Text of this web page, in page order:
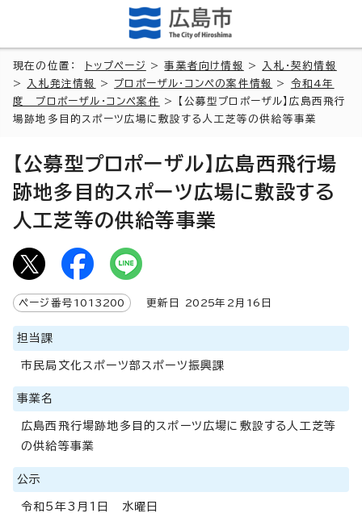
現在の位置： トップページ >事業者向け情報 >
入札・契約情報
>
入札発注情報 > プロポーザル・コンペの案件情報 > 令和4年
度 プロポーザル・コンペ案件
> 【公募型プロポーザル】広島西飛行
場跡地多目的スポーツ広場に敷設する人工芝等の供給等事業
【公募型プロポーザル】広島西飛行場
跡地多目的スポーツ広場に敷設する
人工芝等の供給等事業
ページ番号 1013200 更新日 2025年2月 16 日
担当課
市民局文化スポーツ部スポーツ振興課
事業名
広島西飛行場跡地多目的スポーツ広場に敷設する人工芝等
の供給等事業
公示
令和5年3月1日 水曜日